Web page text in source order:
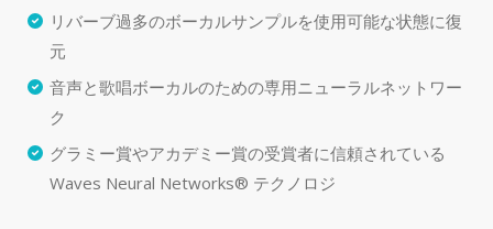
リバーブ過多のボーカルサンプルを使用可能な状態に復
元
音声と歌唱ボーカルのための専用ニューラルネットワー
ク
グラミー賞やアカデミー賞の受賞者に信頼されている
Waves Neural Networks® テクノロジ